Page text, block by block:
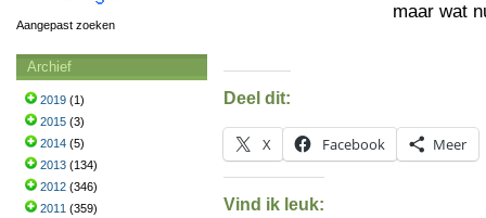
maar wat
Deel dit:
X Facebook Meer
Vind ik leuk:
Aangepast zoeken
Archief
2019 (1)
2015 (3)
2014 (5)
2013 (134)
2012 (346)
2011 (359)